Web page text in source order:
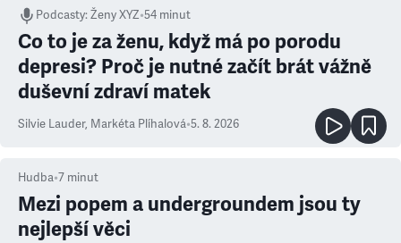
Podcasty:Ženy XYZ•54 minut
Co to je za ženu, když má po porodu
depresi? Proč je nutné začít brát vážně
duševní zdraví matek
Silvie Lauder, Markéta Plíhalová•5. 8. 2026
Hudba•7 minut
Mezi popem a undergroundem jsou ty
nejlepší věci